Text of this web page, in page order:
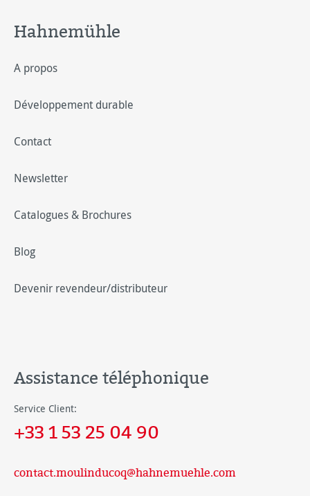
Hahnemühle
A propos
Développement durable
Contact
Newsletter
Catalogues & Brochures
Blog
Devenir revendeur/distributeur
Assistance téléphonique
Service Client:
+33 1 53 25 04 90
contact.moulinducoq@hahnemuehle.com